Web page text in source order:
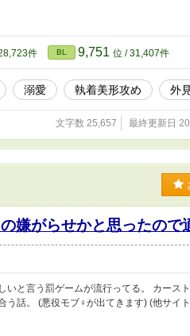
件 BL 9,751 位 / 31,407件
溺愛 執着美形攻め 外
文字数 25,657 最終更新日
嫌がらせかと思ったので
いと言う罰ゲームが流行ってる。 カース
う話。 (悪役モブ♀が出てきます) (他サイ